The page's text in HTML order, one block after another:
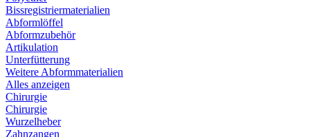
Bissregistriermaterialien
Abformlöffel
Abformzubehör
Artikulation
Unterfütterung
Weitere Abformmaterialien
Alles anzeigen
Chirurgie
Chirurgie
Wurzelheber
Zahnzangen